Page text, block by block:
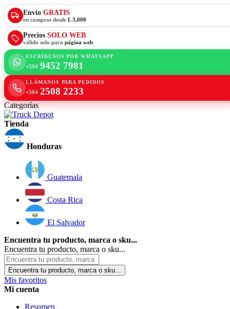
Envío GRATIS
en compras desde L 3,000
Precios SOLO WEB
válido solo para página web
ESCRÍBENOS POR WHATSAPP
+504 9452 7981
LLÁMANOS PARA PEDIDOS
+504 2508 2233
Categorías
Tienda
Honduras
Guatemala
Costa Rica
El Salvador
Encuentra tu producto, marca o sku...
Encuentra tu producto, marca o sku...
Encuentra tu producto, marca o sku...
Mis favoritos
Mi cuenta
Resumen